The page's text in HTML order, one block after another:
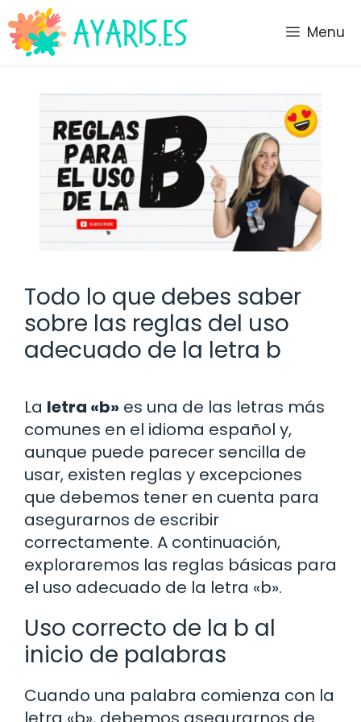
Saltar
al
contenido
Menu
Todo lo que debes saber
sobre las reglas del uso
adecuado de la letra b
La letra «b» es una de las letras más
comunes en el idioma español y,
aunque puede parecer sencilla de
usar, existen reglas y excepciones
que debemos tener en cuenta para
asegurarnos de escribir
correctamente. A continuación,
exploraremos las reglas básicas para
el uso adecuado de la letra «b».
Uso correcto de la b al
inicio de palabras
Cuando una palabra comienza con la